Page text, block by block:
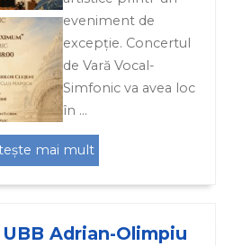
eveniment de
excepție. Concertul
de Vară Vocal-
Simfonic va avea loc
în …
mai mult
Adrian-Olimpiu